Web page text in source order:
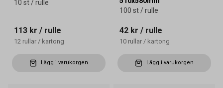
10 st / rulle
113 kr / rulle
12 rullar / kartong
Lägg i varukorgen
100 st / rulle
42 kr / rulle
10 rullar / kartong
Lägg i varukorgen